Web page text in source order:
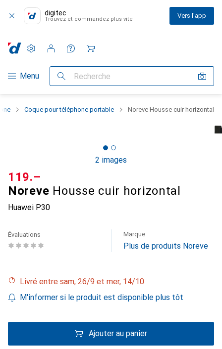
digitec
Trouvez et commandez plus vite Vers l'app
Navigation par catégorie
Menu Recherche
Paramètres
Compte client
Listes de comparaison
Listes d'envies
Panier
Coque pour téléphone portable Noreve Housse cuir horizontal
2 images
Noreve Housse cuir horizontal
Huawei P30
CHF
119.–
Évaluations Marque
Plus de produits Noreve
Livré entre sam, 26/9 et mer, 14/10
M'informer si le produit est disponible plus tôt
Ajouter au panier